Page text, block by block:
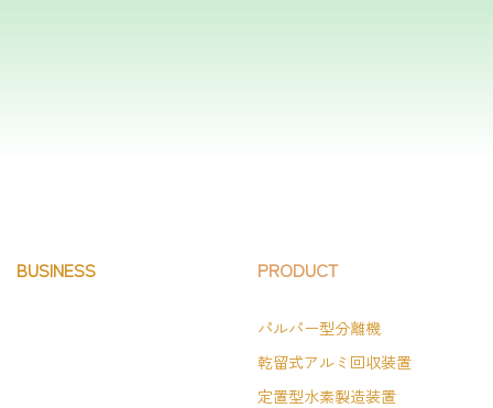
BUSINESS PRODUCT
パルパー型分離機
乾留式アルミ回収装置
定置型水素製造装置